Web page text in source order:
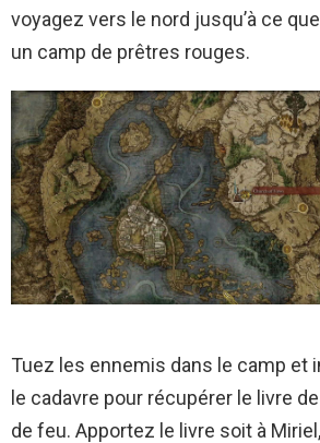
voyagez vers le nord jusqu’à ce
un camp de prêtres rouges.
Tuez les ennemis dans le camp et
le cadavre pour récupérer le livre
de feu. Apportez le livre soit à